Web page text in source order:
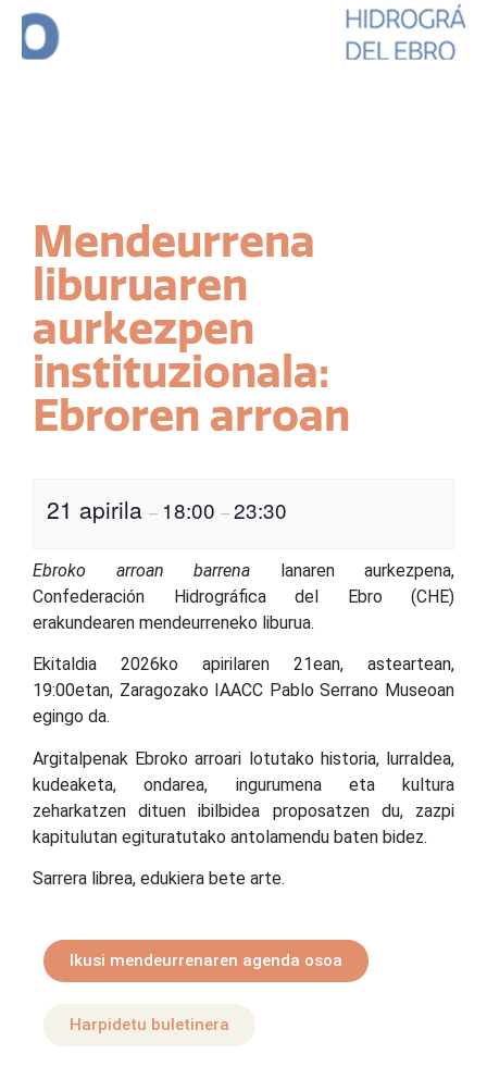
Mendeurrena
liburuaren
aurkezpen
instituzionala:
Ebroren arroan
21 apirila – 18:00 –23:30
Ebroko arroan barrena lanaren aurkezpena,
Confederación Hidrográfica del Ebro (CHE)
erakundearen mendeurreneko liburua.
Ekitaldia 2026ko apirilaren 21ean, asteartean,
19:00etan, Zaragozako IAACC Pablo Serrano Museoan
egingo da.
Argitalpenak Ebroko arroari lotutako historia, lurraldea,
kudeaketa, ondarea, ingurumena eta kultura
zeharkatzen dituen ibilbidea proposatzen du, zazpi
kapitulutan egituratutako antolamendu baten bidez.
Sarrera librea, edukiera bete arte.
Ikusi mendeurrenaren agenda osoa
Harpidetu buletinera